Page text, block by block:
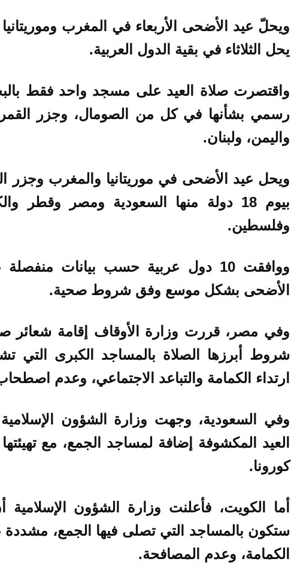
ويحلّ عيد الأضحى الأربعاء في المغرب
يحل الثلاثاء في بقية الدول العربية.
واقتصرت صلاة العيد على مسجد واحد فقط
رسمي بشأنها في كل من الصومال، وجزر
واليمن، ولبنان.
ويحل عيد الأضحى في موريتانيا والمغرب وجزر
بيوم 18 دولة منها السعودية ومصر
وفلسطين.
ووافقت 10 دول عربية حسب بيانات
الأضحى بشكل موسع وفق شروط صحية.
وفي مصر، قررت وزارة الأوقاف إقامة شعائر
شروط أبرزها الصلاة بالمساجد الكبرى التي
ارتداء الكمامة والتباعد الاجتماعي، وعدم
وفي السعودية، وجهت وزارة الشؤون
العيد المكشوفة إضافة لمساجد الجمع، مع
كورونا.
أما الكويت، فأعلنت وزارة الشؤون
ستكون بالمساجد التي تصلى فيها الجمع، مشددة
الكمامة، وعدم المصافحة.